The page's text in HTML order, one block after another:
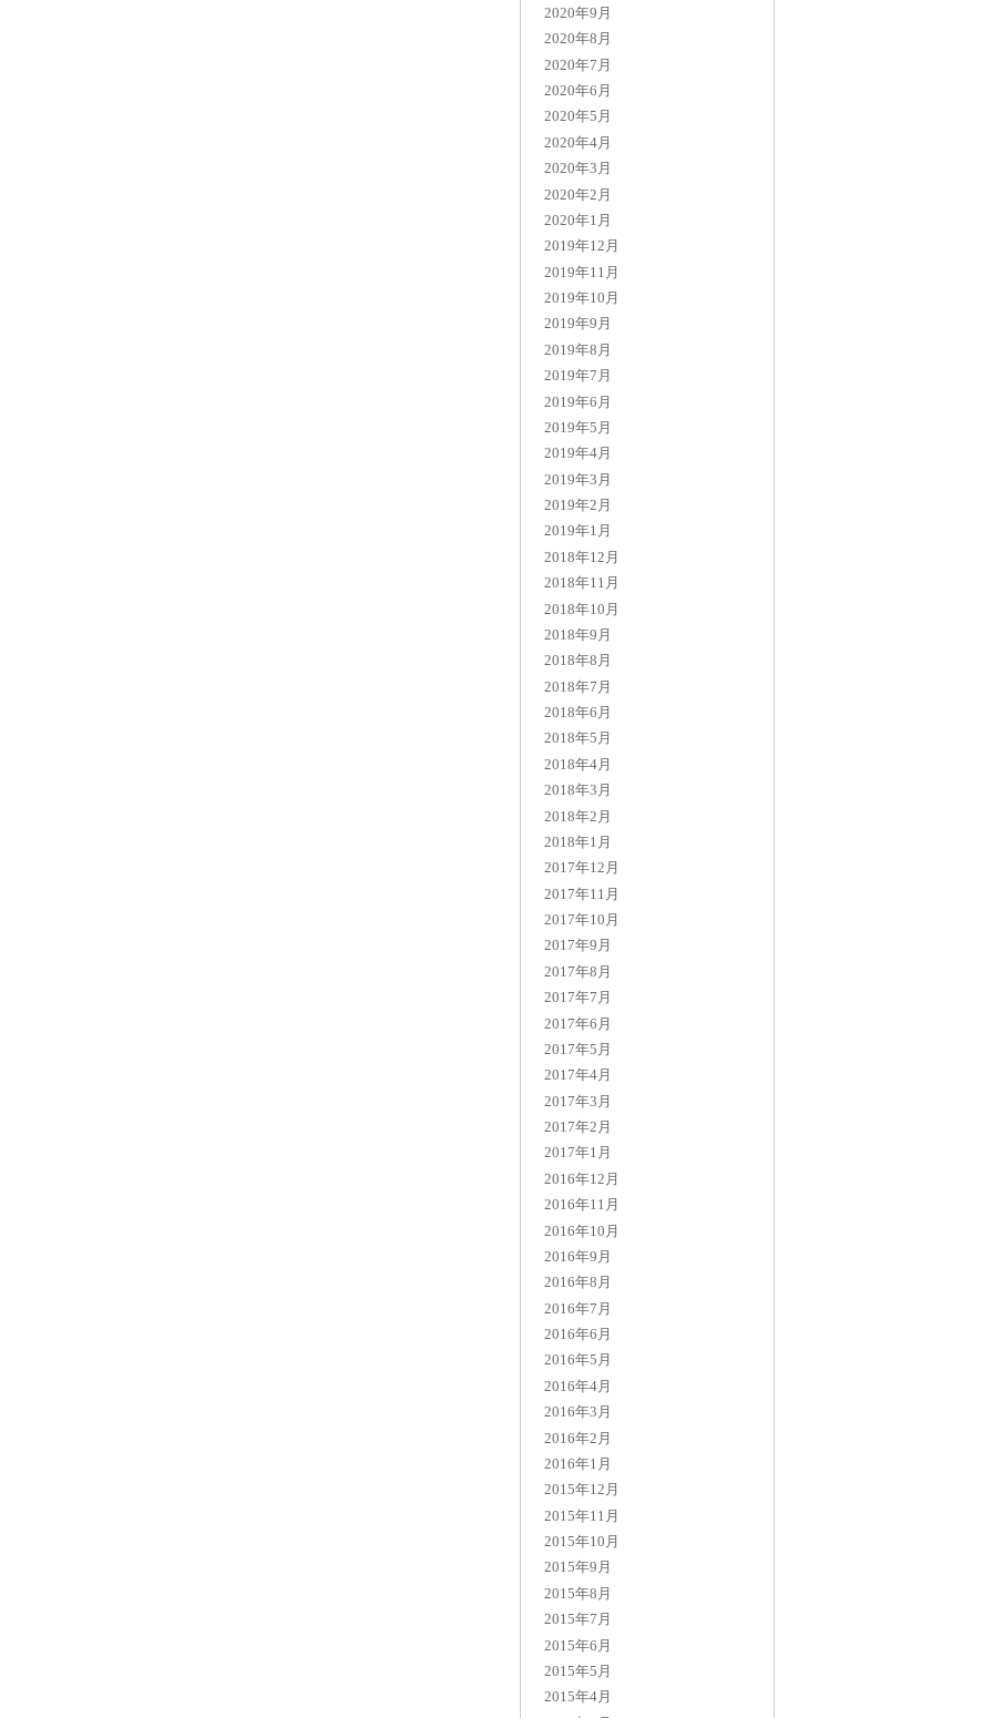
2020年9月
2020年8月
2020年7月
2020年6月
2020年5月
2020年4月
2020年3月
2020年2月
2020年1月
2019年12月
2019年11月
2019年10月
2019年9月
2019年8月
2019年7月
2019年6月
2019年5月
2019年4月
2019年3月
2019年2月
2019年1月
2018年12月
2018年11月
2018年10月
2018年9月
2018年8月
2018年7月
2018年6月
2018年5月
2018年4月
2018年3月
2018年2月
2018年1月
2017年12月
2017年11月
2017年10月
2017年9月
2017年8月
2017年7月
2017年6月
2017年5月
2017年4月
2017年3月
2017年2月
2017年1月
2016年12月
2016年11月
2016年10月
2016年9月
2016年8月
2016年7月
2016年6月
2016年5月
2016年4月
2016年3月
2016年2月
2016年1月
2015年12月
2015年11月
2015年10月
2015年9月
2015年8月
2015年7月
2015年6月
2015年5月
2015年4月